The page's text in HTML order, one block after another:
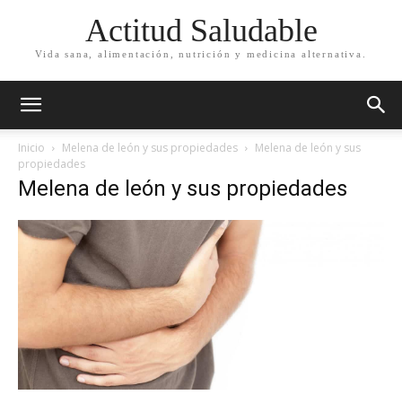
Actitud Saludable
Vida sana, alimentación, nutrición y medicina alternativa.
Inicio Melena de león y sus propiedades
Melena de león y sus
propiedades
Melena de león y sus propiedades